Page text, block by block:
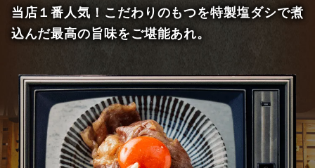
当店１番人気！こだわりのもつを特製塩ダシで煮
込んだ最高の旨味をご堪能あれ。